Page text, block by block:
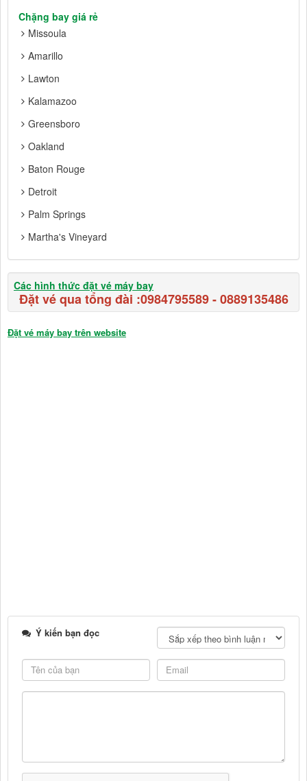
Chặng bay giá rẻ
Missoula
Amarillo
Lawton
Kalamazoo
Greensboro
Oakland
Baton Rouge
Detroit
Palm Springs
Martha's Vineyard
Các hình thức đặt vé máy bay
Đặt vé qua tổng đài :0984795589-0889135486
Đặt vé máy bay trên website
Ý kiến bạn đọc